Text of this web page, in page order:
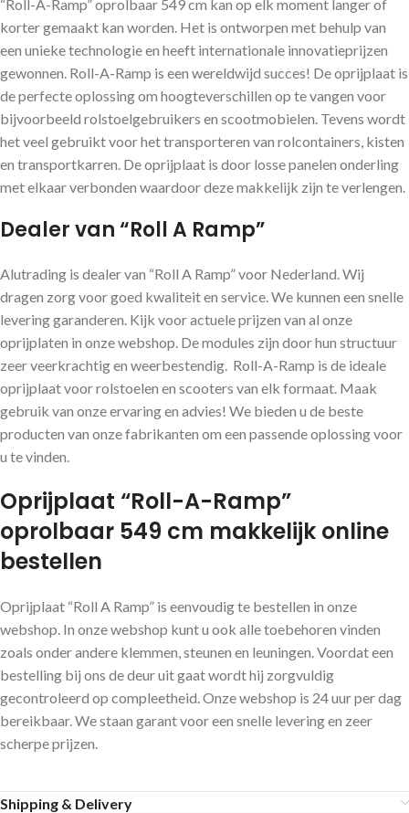
“Roll-A-Ramp” oprolbaar 549 cm kan op elk moment langer of
korter gemaakt kan worden. Het is ontworpen met behulp van
een unieke technologie en heeft internationale innovatieprijzen
gewonnen. Roll-A-Ramp is een wereldwijd succes! De oprijplaat is
de perfecte oplossing om hoogteverschillen op te vangen voor
bijvoorbeeld rolstoelgebruikers en scootmobielen. Tevens wordt
het veel gebruikt voor het transporteren van rolcontainers, kisten
en transportkarren. De oprijplaat is door losse panelen onderling
met elkaar verbonden waardoor deze makkelijk zijn te verlengen.
Dealer van “Roll A Ramp”
Alutrading is dealer van “Roll A Ramp” voor Nederland. Wij
dragen zorg voor goed kwaliteit en service. We kunnen een snelle
levering garanderen. Kijk voor actuele prijzen van al onze
oprijplaten in onze webshop. De modules zijn door hun structuur
zeer veerkrachtig en weerbestendig. Roll-A-Ramp is de ideale
oprijplaat voor rolstoelen en scooters van elk formaat. Maak
gebruik van onze ervaring en advies! We bieden u de beste
producten van onze fabrikanten om een ​​passende oplossing voor
u te vinden.
Oprijplaat “Roll-A-Ramp”
oprolbaar 549 cm makkelijk online
bestellen
Oprijplaat “Roll A Ramp” is eenvoudig te bestellen in onze
webshop. In onze webshop kunt u ook alle toebehoren vinden
zoals onder andere klemmen, steunen en leuningen. Voordat een
bestelling bij ons de deur uit gaat wordt hij zorgvuldig
gecontroleerd op compleetheid. Onze webshop is 24 uur per dag
bereikbaar. We staan garant voor een snelle levering en zeer
scherpe prijzen.
Shipping & Delivery